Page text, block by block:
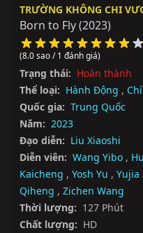
TRƯỜNG KHÔNG CHI
Born to Fly(2023)
(8.0 sao / 1 đánh giá)
Trạng thái: Hoàn thành
Thể loại: Hành Động ,
Quốc gia: Trung Quốc
Năm: 2023
Đạo diễn: Liu Xiaoshi
Diễn viên: Wang Yibo ,
Kaicheng , Yosh Yu , Yujia
Qiheng , Zichen Wang
Thời lượng: 127 Phút
Chất lượng: HD